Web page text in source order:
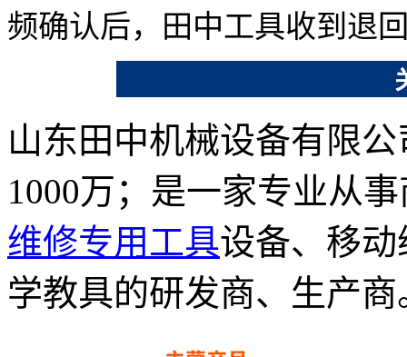
频确认后，田中工具收到退
山东田中机械设备有限
1000万；是一家专业从
维修专用工具设备、移
学教具的研发商、生产商